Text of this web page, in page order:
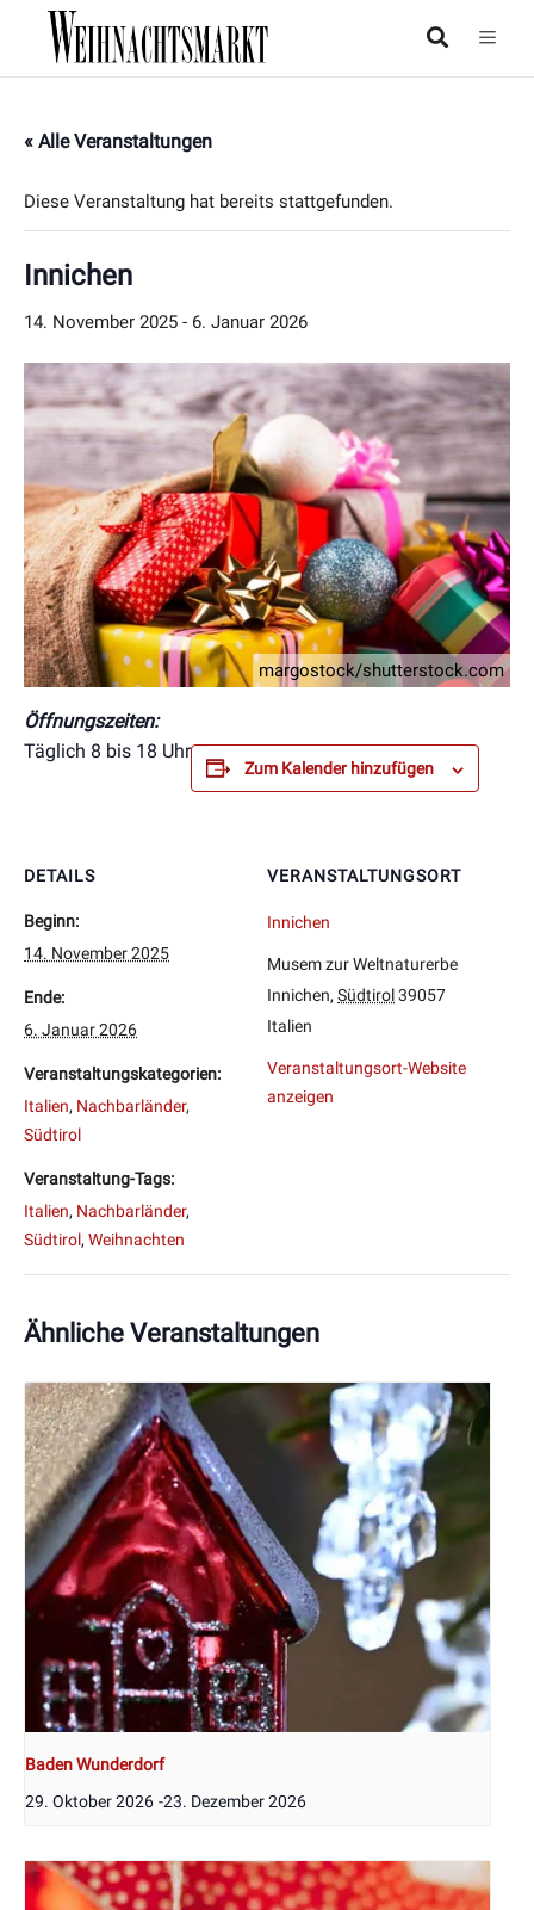
« Alle Veranstaltungen
Diese Veranstaltung hat bereits stattgefunden.
Innichen
14. November 2025 - 6. Januar 2026
margostock/shutterstock.com
Öffnungszeiten:
Täglich 8 bis 18 Uhr
Zum Kalender hinzufügen
DETAILS
Beginn:
14. November 2025
Ende:
6. Januar 2026
Veranstaltungskategorien:
Italien, Nachbarländer,
Südtirol
Veranstaltung-Tags:
Italien, Nachbarländer,
Südtirol, Weihnachten
VERANSTALTUNGSORT
Innichen
Musem zur Weltnaturerbe
Innichen, Südtirol39057
Italien
Veranstaltungsort-Website
anzeigen
Ähnliche Veranstaltungen
Baden Wunderdorf
29. Oktober 2026 -23. Dezember 2026